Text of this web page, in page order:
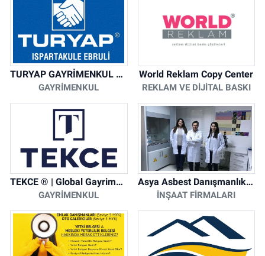
TURYAP GAYRİMENKUL DANIŞMANLIK HİZMETLERİ
GAYRIMENKUL
World Reklam Copy Center
REKLAM VE DIJITAL BASKI
TEKCE ® | Global Gayrimenkul Şirketi
GAYRIMENKUL
Asya Asbest Danışmanlık - Asbest Söküm ve Asbest Raporu
İNŞAAT FIRMALARI